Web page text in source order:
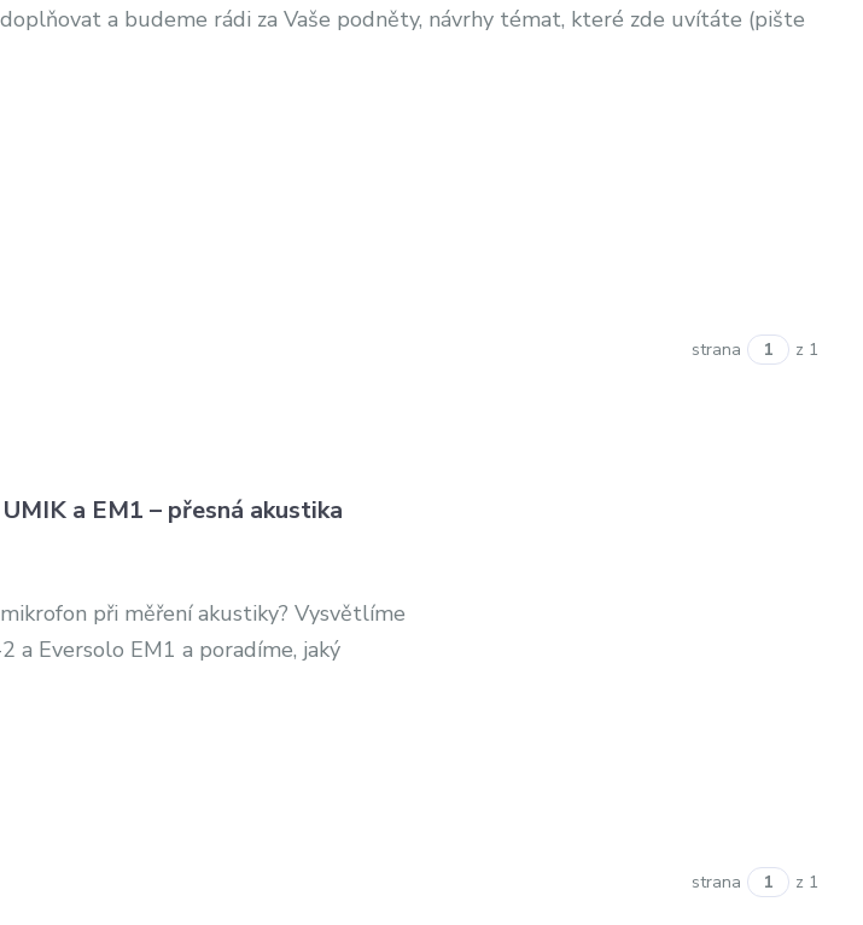
a budeme rádi za Vaše podněty, návrhy témat, které zde uvítáte (pište
strana z 1
a EM1 – přesná akustika
při měření akustiky? Vysvětlíme
a Eversolo EM1 a poradíme, jaký
strana z 1